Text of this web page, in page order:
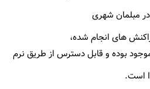
در مبلمان شهری
های انجام شده،